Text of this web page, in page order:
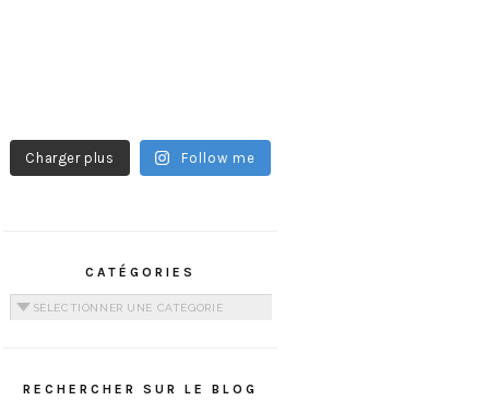
Charger plus Follow me
CATÉGORIES
Catégories
RECHERCHER SUR LE BLOG